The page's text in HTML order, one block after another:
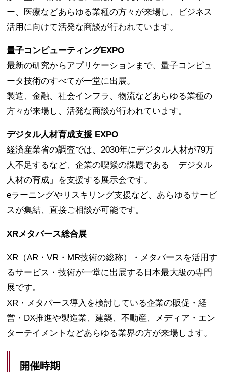
ー、医療などあらゆる業種の方々が来場し、ビジネス
活用に向けて活発な商談が行われています。
量子コンピューティングEXPO
最新の研究からアプリケーションまで、量子コンピュ
ータ技術のすべてが一堂に出展。
製造、金融、社会インフラ、物流などあらゆる業種の
方々が来場し、活発な商談が行われています。
デジタル人材育成支援 EXPO
経済産業省の調査では、2030年にデジタル人材が79万
人不足するなど、企業の喫緊の課題である「デジタル
人材の育成」を支援する展示会です。
eラーニングやリスキリング支援など、あらゆるサービ
スが集結、直接ご相談が可能です。
XRメタバース総合展
XR（AR・VR・MR技術の総称）・メタバースを活用す
るサービス・技術が一堂に出展する日本最大級の専門
展です。
XR・メタバース導入を検討している企業の販促・経
営・DX推進や製造業、建築、不動産、メディア・エン
ターテイメントなどあらゆる業界の方が来場します。
開催時期